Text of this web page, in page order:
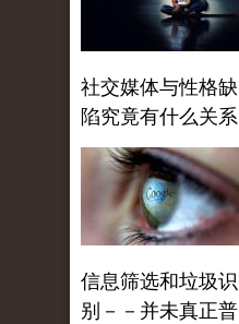
社交媒体与性格缺
陷究竟有什么关系
信息筛选和垃圾识
别－－并未真正普